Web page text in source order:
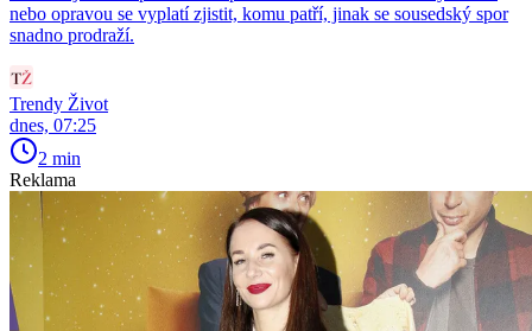
nebo opravou se vyplatí zjistit, komu patří, jinak se sousedský spor
snadno prodraží.
Trendy Život
dnes, 07:25
2 min
Reklama